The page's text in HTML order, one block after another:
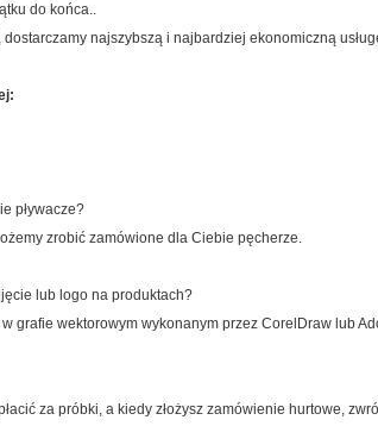
do końca..
najszybszą i najbardziej ekonomiczną
pływacze?
zrobić zamówione dla Ciebie pęcherze.
lub logo na produktach?
grafie wektorowym wykonanym przez CorelDraw lub
za próbki, a kiedy złożysz zamówienie hurtowe,